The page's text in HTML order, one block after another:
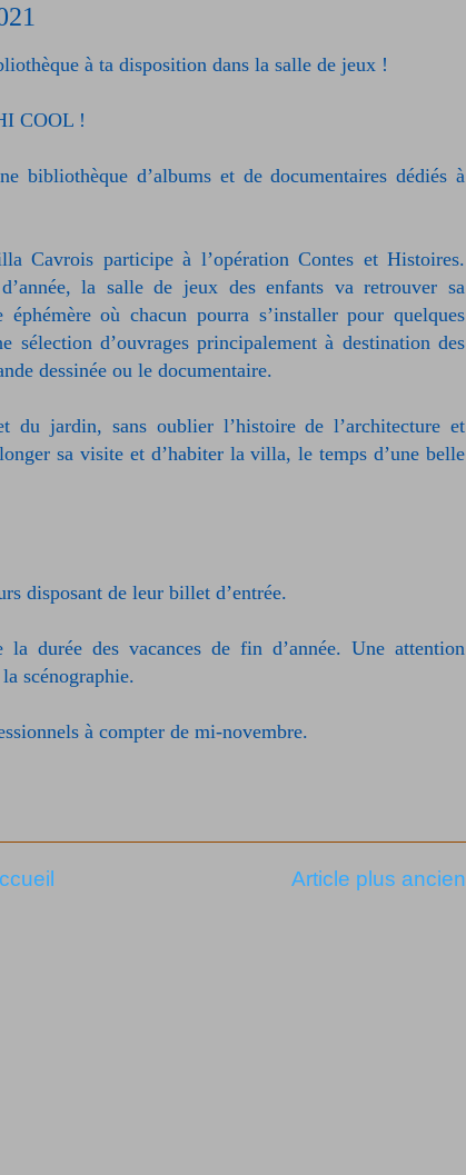
à ta disposition dans la salle de jeux !
COOL !
bibliothèque d’albums et de documentaires dédiés à
Cavrois participe à l’opération Contes et Histoires.
la salle de jeux des enfants va retrouver sa
où chacun pourra s’installer pour quelques
sélection d’ouvrages principalement à destination des
dessinée ou le documentaire.
jardin, sans oublier l’histoire de l’architecture et
sa visite et d’habiter la villa, le temps d’une belle
disposant de leur billet d’entrée.
durée des vacances de fin d’année. Une attention
scénographie.
à compter de mi-novembre.
Article plus ancien